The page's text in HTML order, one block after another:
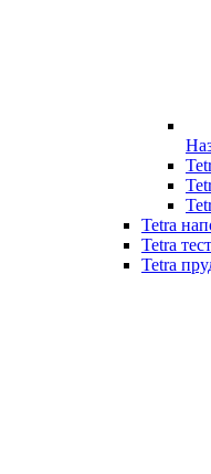
Tetra
Tetra
Tetra